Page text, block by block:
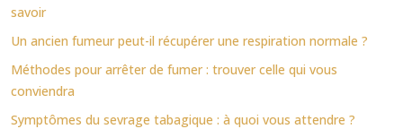
savoir
Un ancien fumeur peut-il récupérer une respiration normale ?
Méthodes pour arrêter de fumer : trouver celle qui vous
conviendra
Symptômes du sevrage tabagique : à quoi vous attendre ?